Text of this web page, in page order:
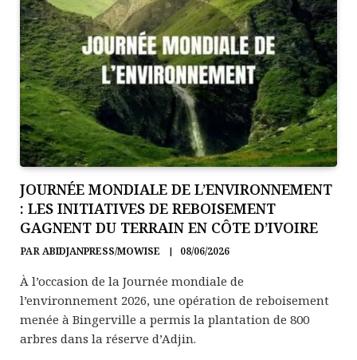
JOURNÉE MONDIALE DE L’ENVIRONNEMENT
: LES INITIATIVES DE REBOISEMENT
GAGNENT DU TERRAIN EN CÔTE D’IVOIRE
PARABIDJANPRESS/MOWISE 08/06/2026
À l’occasion de la Journée mondiale de
l’environnement 2026, une opération de reboisement
menée à Bingerville a permis la plantation de 800
arbres dans la réserve d’Adjin.